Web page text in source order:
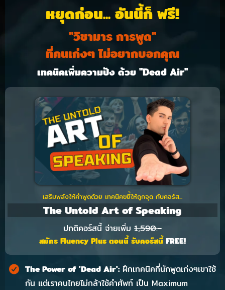
หยุดก่อน... อันนี้ก็ ฟรี!
"วิชามาร การพูด"
ที่คนเก่งๆ ไม่อยากบอกคุณ
เทคนิคเพิ่มความปัง ด้วย "Dead Air"
เสริมพลังให้คำพูดด้วย เทคนิคขยี้ให้ถูกจุด กับคอร์ส...
The Untold Art of Speaking
ปกติคอร์สนี้ จ่ายเพิ่ม 1,590.-
สมัคร Fluency Plus ตอนนี้ รับคอร์สนี้ FREE!
The Power of 'Dead Air':ฝึกเทคนิคที่นักพูดเก่งๆเขาใช้
กัน แต่เราคนไทยไม่กล้าใช้คำศัพท์ เป็น Maximum